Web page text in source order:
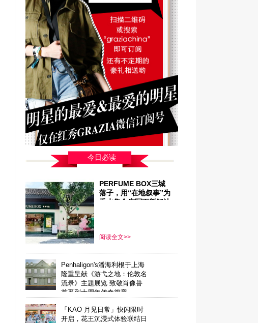
今日必读
PERFUME BOX三城
落子，用“在地叙事”为
香水集合店写下新解法
阅读全文>>
Penhaligon's潘海利根于上海
隆重呈献《游弋之地：伦敦名
流录》主题展览 致敬肖像兽
首系列十周年传奇篇章
「KAO 月见日常」快闪限时
开启，花王沉浸式体验联结日